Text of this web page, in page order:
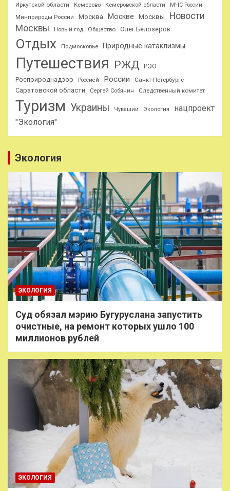
Иркутской области Кемерово Кемеровской области
МЧС России
Минприроды России
Москва Москве Москвы
Новости
Москвы
Новый год Общество Олег Белозеров
Отдых Подмосковье Природные катаклизмы
Путешествия РЖД РЭО
Росприроднадзор
Россией России Санкт-Петербурге
Саратовской области Сергей Собянин Следственный комитет
Туризм Украины Чувашии Экология
нацпроект
"Экология"
Экология
ЭКОЛОГИЯ
Суд обязал мэрию Бугуруслана запустить
очистные, на ремонт которых ушло 100
миллионов рублей
ЭКОЛОГИЯ